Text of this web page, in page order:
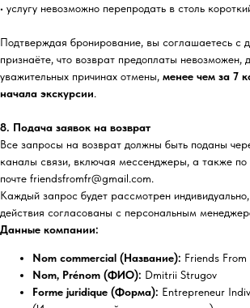
• услугу невозможно перепродать в столь
Подтверждая бронирование, вы соглашаетесь с
признаёте, что возврат предоплаты невозможен,
уважительных причинах отмены, менее чем за 7
начала экскурсии.
8. Подача заявок на возврат
Все запросы на возврат должны быть поданы
каналы связи, включая мессенджеры, а также по
почте friendsfromfr@gmail.com.
Каждый запрос будет рассмотрен
действия согласованы с персональным
Данные компании:
Nom commercial (Название): Friends
Nom, Prénom (ФИО): Dmitrii Strugov
Forme juridique (Форма): Entrepreneur